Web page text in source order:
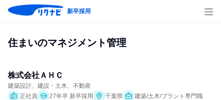
新卒採用
住まいのマネジメント管理
株式会社ＡＨＣ
建築設計、建設・土木、不動産
正社員
27年卒 新卒採用 千葉県 建築/土木/プラント専門職